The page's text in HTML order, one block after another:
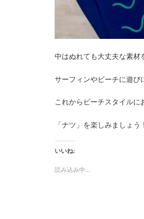
中はぬれても大丈夫な素材
サーフィンやビーチに遊
これからビーチスタイルに
「ナツ」を楽しみましょう
いいね:
読み込み中...